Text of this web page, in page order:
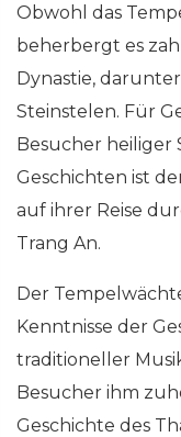
Obwohl das
beherbergt es
Dynastie,
Steinstelen. Für
Besucher
Geschichten ist
auf ihrer Reise
Trang An.
Der
Kenntnisse der
traditioneller
Besucher ihm
Geschichte des